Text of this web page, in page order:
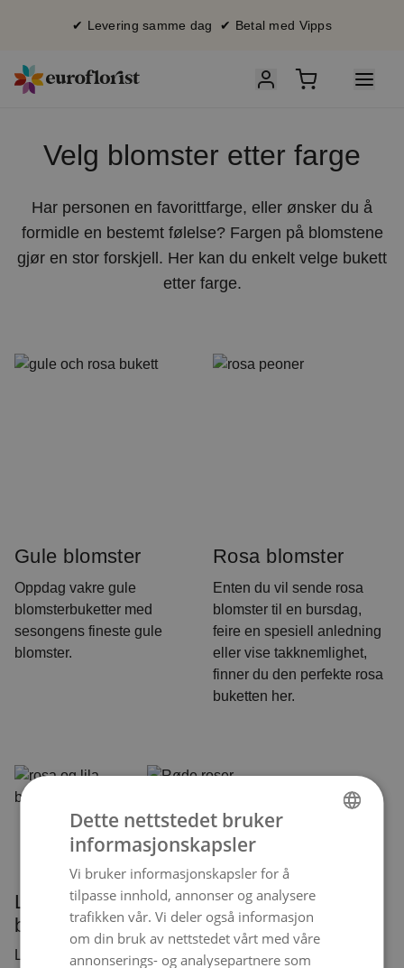
✔ Levering samme dag ✔ Betal med Vipps
Velg blomster etter farge
Har personen en favorittfarge, eller ønsker du å
formidle en bestemt følelse? Fargen på blomstene
gjør en stor forskjell. Her kan du enkelt velge bukett
etter farge.
Gule blomster
Oppdag vakre gule
blomsterbuketter med
sesongens fineste gule
blomster.
Rosa blomster
Enten du vil sende rosa
blomster til en bursdag,
feire en spesiell anledning
eller vise takknemlighet,
finner du den perfekte rosa
buketten her.
Lila
blomster
Lilla buketter
Røde
blomster
Rødt er fargen
ENGLISH
Dette nettstedet bruker
informasjonskapsler
Vi bruker informasjonskapsler for å
tilpasse innhold, annonser og analysere
trafikken vår. Vi deler også informasjon
om din bruk av nettstedet vårt med våre
annonserings- og analysepartnere som